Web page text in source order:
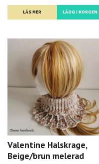
LÄS MER
Valentine Halskrage,
Beige/brun melerad